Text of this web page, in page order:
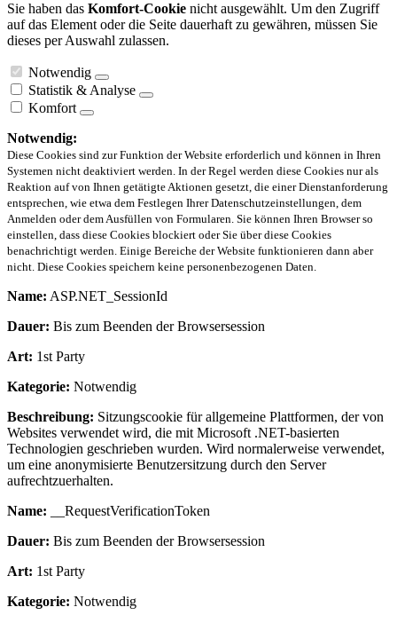
Sie haben das Komfort-Cookie nicht ausgewählt. Um den Zugriff
auf das Element oder die Seite dauerhaft zu gewähren, müssen Sie
dieses per Auswahl zulassen.
Notwendig
Statistik & Analyse
Komfort
Notwendig:
Diese Cookies sind zur Funktion der Website erforderlich und können in Ihren
Systemen nicht deaktiviert werden. In der Regel werden diese Cookies nur als
Reaktion auf von Ihnen getätigte Aktionen gesetzt, die einer Dienstanforderung
entsprechen, wie etwa dem Festlegen Ihrer Datenschutzeinstellungen, dem
Anmelden oder dem Ausfüllen von Formularen. Sie können Ihren Browser so
einstellen, dass diese Cookies blockiert oder Sie über diese Cookies
benachrichtigt werden. Einige Bereiche der Website funktionieren dann aber
nicht. Diese Cookies speichern keine personenbezogenen Daten.
Name: ASP.NET_SessionId
Dauer: Bis zum Beenden der Browsersession
Art: 1st Party
Kategorie: Notwendig
Beschreibung: Sitzungscookie für allgemeine Plattformen, der von
Websites verwendet wird, die mit Microsoft .NET-basierten
Technologien geschrieben wurden. Wird normalerweise verwendet,
um eine anonymisierte Benutzersitzung durch den Server
aufrechtzuerhalten.
Name: __RequestVerificationToken
Dauer: Bis zum Beenden der Browsersession
Art: 1st Party
Kategorie: Notwendig